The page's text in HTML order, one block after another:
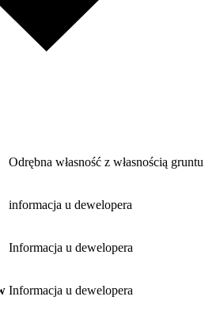
Odrębna własność z własnością gruntu
informacja u dewelopera
Informacja u dewelopera
Informacja u dewelopera